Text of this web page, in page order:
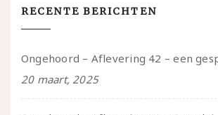
RECENTE BERICHTEN
20 maart, 2025